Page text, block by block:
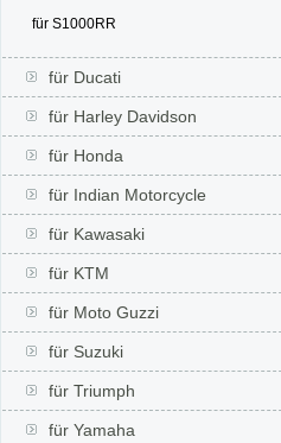
für S1000RR
für Ducati
für Harley Davidson
für Honda
für Indian Motorcycle
für Kawasaki
für KTM
für Moto Guzzi
für Suzuki
für Triumph
für Yamaha